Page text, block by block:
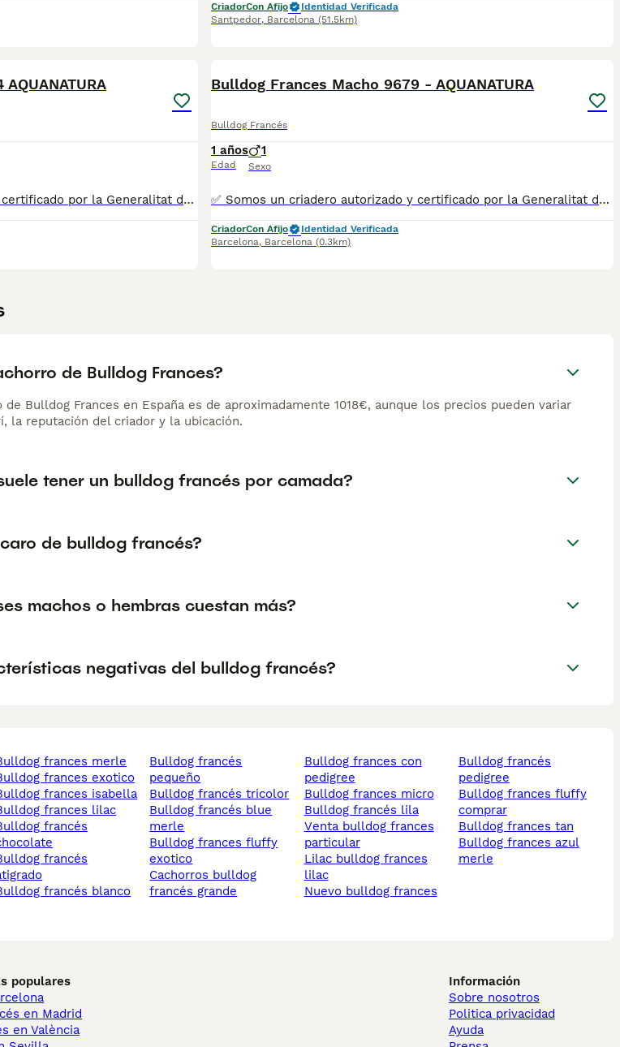
CriadorCon Afijo
Identidad Verificada
Santpedor, Barcelona (51.5km)
✅ Somos un criadero autorizado y certificado por la Generalitat de Catalunya bajo el número de Núcleo Zoológico G25/00314. PARA MÁS INFORMACIÓN: ☎️ 933095977 📱 685878504 / 674320847 💻 Más fotos y vídeos en nuestra web www.aquanatura.es 🚙 Hacemos envíos 📌 Calle Roger de Flor 45, muy cerca del Arc de Triomf de Barcelona, de Lunes a Sábados. Se entregan con sus vacunas, desparasitados interna y externamente, con microchip y su registro, cartilla sanitaria y contrato de garantías, documentación legal y factura.
Bulldog Frances Macho 9679 - AQUANATURA
Bulldog Francés
1 años
Edad
1
Sexo
✅ Somos un criadero autorizado y certificado por la Generalitat de Catalunya. PARA MÁS INFORMACIÓN: ☎️ 933095977 📱 685878504 / 674320847 💻 www.aquanatura.es 🚙 Hacemos envíos 📌 Calle Roger de Flor 45, muy cerca del Arc de Triomf de Barcelona, de Lunes a Sábados, desde las 10h hasta las 20:00h. Se entregan con la mayoría de sus vacunas, desparasitados interna y externamente, con microchip y su registro, cartilla sanitaria y contrato de garantías, bajo la supervisión de nuestro equipo veterinario.
CriadorCon Afijo
Identidad Verificada
Barcelona, Barcelona (0.3km)
de Bulldog Frances?
Bulldog Frances en España es de aproximadamente 1018€, aunque los precios pueden variar
la reputación del criador y la ubicación.
tener un bulldog francés por camada?
de bulldog francés?
machos o hembras cuestan más?
negativas del bulldog francés?
bulldog frances merle
bulldog frances exotico
bulldog frances isabella
bulldog frances lilac
bulldog francés blanco
bulldog francés
pequeño
bulldog francés tricolor
bulldog francés blue
merle
bulldog frances fluffy
exotico
cachorros bulldog
francés grande
bulldog frances con
pedigree
bulldog frances micro
bulldog francés lila
venta bulldog frances
particular
lilac bulldog frances
lilac
nuevo bulldog frances
bulldog francés
pedigree
bulldog frances fluffy
comprar
bulldog frances tan
bulldog frances azul
merle
populares
en Madrid
en València
Información
Sobre nosotros
Politica privacidad
Ayuda